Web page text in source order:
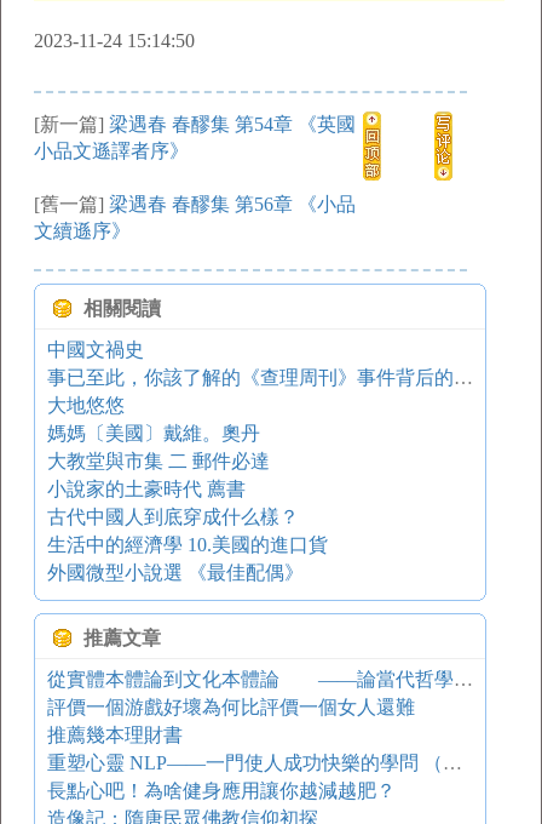
2023-11-24 15:14:50
[新一篇] 梁遇春 春醪集 第54章 《英國
小品文遜譯者序》
[舊一篇] 梁遇春 春醪集 第56章 《小品
文續遜序》
相關閱讀
中國文禍史
事已至此，你該了解的《查理周刊》事件背后的文化沖突
大地悠悠
媽媽〔美國〕戴維。奧丹
大教堂與市集 二 郵件必達
小說家的土豪時代 薦書
古代中國人到底穿成什么樣？
生活中的經濟學 10.美國的進口貨
外國微型小說選 《最佳配偶》
推薦文章
從實體本體論到文化本體論 ——論當代哲學的轉向
評價一個游戲好壞為何比評價一個女人還難
推薦幾本理財書
重塑心靈 NLP——一門使人成功快樂的學問 （四）
長點心吧！為啥健身應用讓你越減越肥？
造像記：隋唐民眾佛教信仰初探